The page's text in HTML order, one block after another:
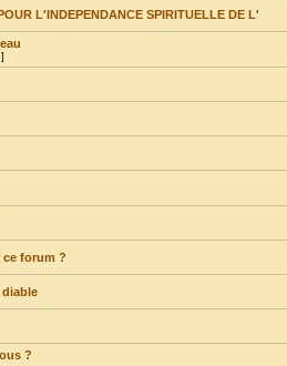
L'INDEPENDANCE SPIRITUELLE DE L'
]
forum ?
diable
?